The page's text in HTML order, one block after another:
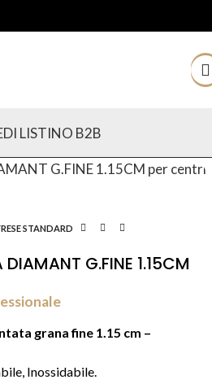
LISTINO B2B
STANDARD
DIAMANT G.FINE 1.15CM
grana fine 1.15 cm –
Inossidabile.